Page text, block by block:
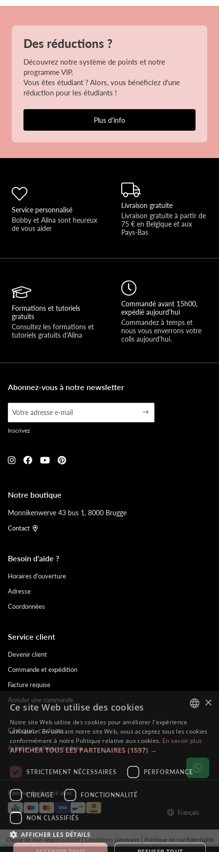
Des réductions ?
Découvrez notre système de points et notre
programme VIP.
Vous êtes étudiant ? Alors, vous bénéficiez d'une
réduction pour les étudiants !
Plus d'info
Service personnalisé
Bobby et Alina sont heureux
de vous aider
Livraison gratuite
Livraison gratuite à partir de
75 € en Belgique et aux
Pays-Bas
Formations et tutoriels
gratuits
Consultez les formations et
tutoriels gratuits d'Alina
Commandé avant 15h00,
expédié aujourd'hui
Commandez à temps et
nous vous enverrons votre
colis aujourd'hui.
Notre boutique
Monnikenwerve 43 bus 1, 8000 Brugge
Contact
Besoin d'aide ?
Horaires d'ouverture
Adresse
Coordonnées
Service client
Devenir client
Commande et expédition
Facture requise
Annuler une commande
Chèque-cadeau
Acheter un chèque-cadeau
Abonnez-vous à notre newsletter
Inscrivez
Paiement sécurisé avec
Français
Clause de non-responsabilité Conditions Générales
Politique de confidentialité
DUTCH
ENGLISH
FRENCH
GERMAN
×
Ce site Web utilise des cookies
Notre site Web utilise des cookies pour améliorer l'expérience
utilisateur. En utilisant notre site Web, vous acceptez tous les cookies
conformément à notre Politique relative aux cookies. En savoir plus
AFFICHER TOUS LES PARTENAIRES (1597) →
STRICTEMENT NÉCESSAIRES PERFORMANCE
CIBLAGE FONCTIONNALITÉ
NON CLASSIFIÉS
AFFICHER LES DÉTAILS